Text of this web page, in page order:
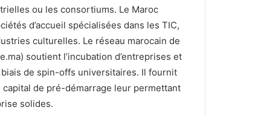
ou les consortiums. Le Maroc
d’accueil spécialisées dans les TIC,
culturelles. Le réseau marocain de
soutient l’incubation d’entreprises et
de spin-offs universitaires. Il fournit
de pré-démarrage leur permettant
solides.